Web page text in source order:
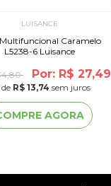
LUISANCE
Caramelo
L5238-6 Luisance
Por: R$ 27,49
R$ 13,74 sem juros
AGORA